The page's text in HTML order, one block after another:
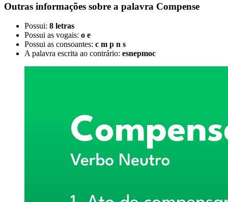
Outras informações sobre a palavra Compense
Possui: 8 letras
Possui as vogais: o e
Possui as consoantes: c m p n s
A palavra escrita ao contrário: esnepmoc